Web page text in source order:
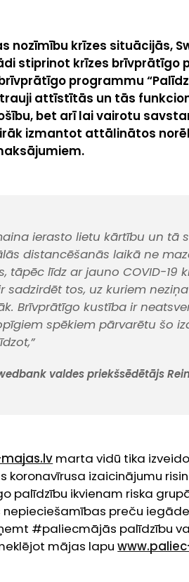
nozīmību krīzes situācijās,
stiprinot krīzes brīvprātīgo
programmu
attīstītās un tās
bet arī lai vairotu
izmantot attālinātos
ierasto lietu kārtību un tā
distancēšanās laikā ne
tāpēc līdz ar jauno COVID-19
sadzirdēt tos, uz kuriem
Brīvprātīgo kustība ir
spēkiem pārvarētu šo
valdes priekšsēdētājs
marta vidū tika
izaicinājumu
palīdzību ikvienam riska
nepieciešamības preču
#paliecmājās palīdzību
mājas lapu